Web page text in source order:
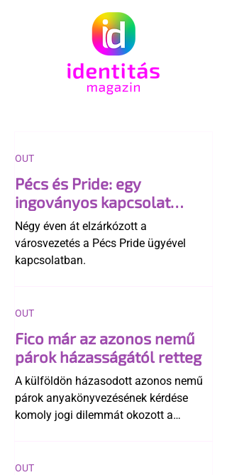
Pécs és Pride: egy
ingoványos kapcsolat
története
Négy éven át elzárkózott a
városvezetés a Pécs Pride ügyével
kapcsolatban.
OUT
Fico már az azonos nemű
párok házasságától retteg
A külföldön házasodott azonos nemű
párok anyakönyvezésének kérdése
komoly jogi dilemmát okozott a
egyértelműen tiltja a házasságuk
OUT
OUT